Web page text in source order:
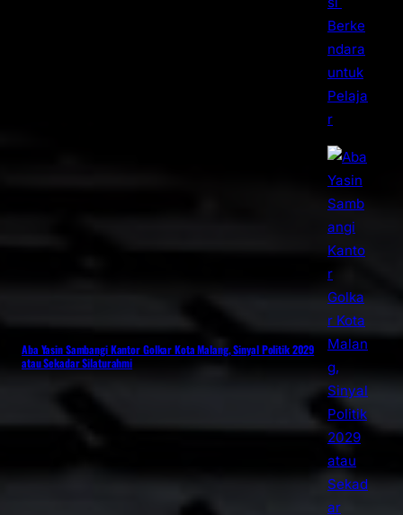
Aba Yasin Sambangi Kantor Golkar Kota Malang, Sinyal Politik 2029
atau Sekadar Silaturahmi